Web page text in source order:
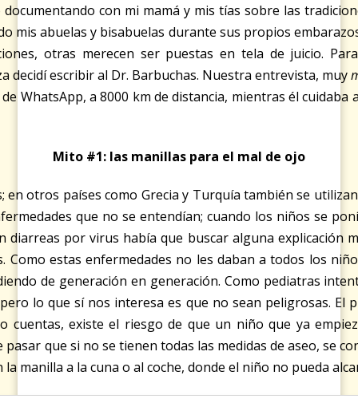
con mi mamá y mis tías sobre las
mis abuelas y bisabuelas durante sus propios
otras merecen ser puestas en tela de juicio.
decidí escribir al Dr. Barbuchas. Nuestra entrevista, muy
WhatsApp, a 8000 km de distancia, mientras él cuidaba
Mito #1: las manillas para el mal de ojo
en otros países como Grecia y Turquía también se
que no se entendían; cuando los niños se
por virus había que buscar alguna explicación
Como estas enfermedades no les daban a todos los
de generación en generación. Como pediatras
lo que sí nos interesa es que no sean peligrosas. El
cuentas, existe el riesgo de que un niño que ya
que si no se tienen todas las medidas de aseo, se
manilla a la cuna o al coche, donde el niño no pueda